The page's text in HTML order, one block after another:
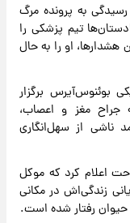
به پرونده مرگ
تیم پزشکی را
هشدارها، او را به حال
بوئنوس‌آیرس برگزار
جراح مغز و اعصاب،
ناشی از سهل‌انگاری
اعلام کرد که موکل
زندگی‌اش در مکانی
رفتار شده است.